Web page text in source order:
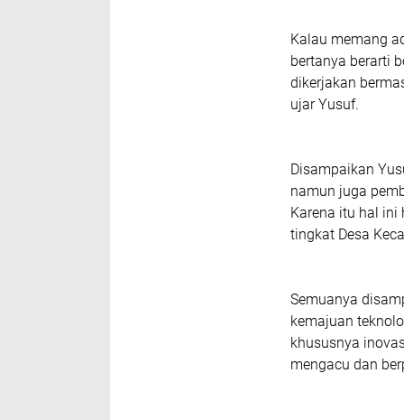
Kalau memang
bertanya berarti
dikerjakan
ujar Yusuf.
Disampaikan
namun juga
Karena itu hal ini
tingkat Desa
Semuanya
kemajuan
khususnya
mengacu dan